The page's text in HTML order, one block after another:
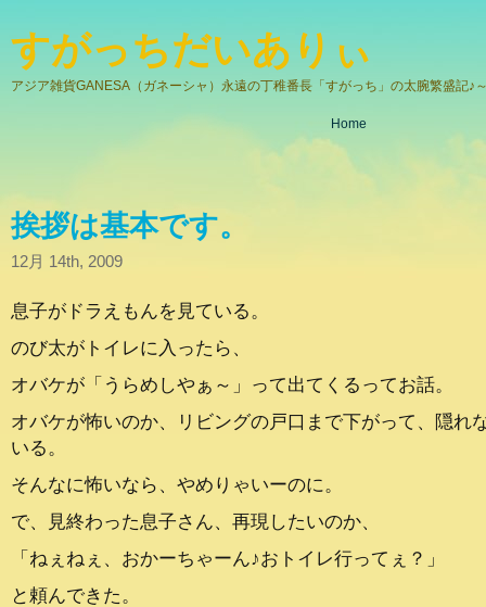
すがっちだいありぃ
アジア雑貨GANESA（ガネーシャ）永遠の丁稚番長「すがっち」の太腕繁盛記
Home
挨拶は基本です。
12月 14th, 2009
息子がドラえもんを見ている。
のび太がトイレに入ったら、
オバケが「うらめしやぁ～」って出てくるってお話。
オバケが怖いのか、リビングの戸口まで下がって、隠れ
いる。
そんなに怖いなら、やめりゃいーのに。
で、見終わった息子さん、再現したいのか、
「ねぇねぇ、おかーちゃーん♪おトイレ行ってぇ？」
と頼んできた。